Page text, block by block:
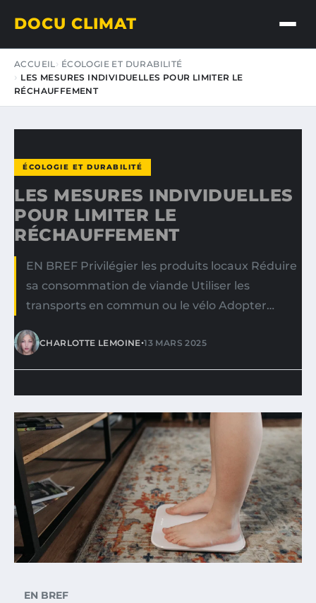
DOCU CLIMAT
ACCUEIL
ÉCOLOGIE ET DURABILITÉ
LES MESURES INDIVIDUELLES POUR LIMITER LE
RÉCHAUFFEMENT
ÉCOLOGIE ET DURABILITÉ
LES MESURES INDIVIDUELLES
POUR LIMITER LE
RÉCHAUFFEMENT
EN BREF Privilégier les produits locaux Réduire
sa consommation de viande Utiliser les
transports en commun ou le vélo Adopter…
CHARLOTTE LEMOINE•13 MARS 2025
EN BREF